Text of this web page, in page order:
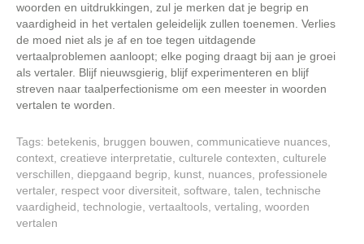
woorden en uitdrukkingen, zul je merken dat je begrip en
vaardigheid in het vertalen geleidelijk zullen toenemen. Verlies
de moed niet als je af en toe tegen uitdagende
vertaalproblemen aanloopt; elke poging draagt bij aan je groei
als vertaler. Blijf nieuwsgierig, blijf experimenteren en blijf
streven naar taalperfectionisme om een meester in woorden
vertalen te worden.
Tags: betekenis bruggen bouwen communicatieve nuances
context creatieve interpretatie culturele contexten culturele
verschillen diepgaand begrip kunst nuances professionele
vertaler, respect voor diversiteit software talen technische
vaardigheid technologie vertaaltools vertaling woorden
vertalen